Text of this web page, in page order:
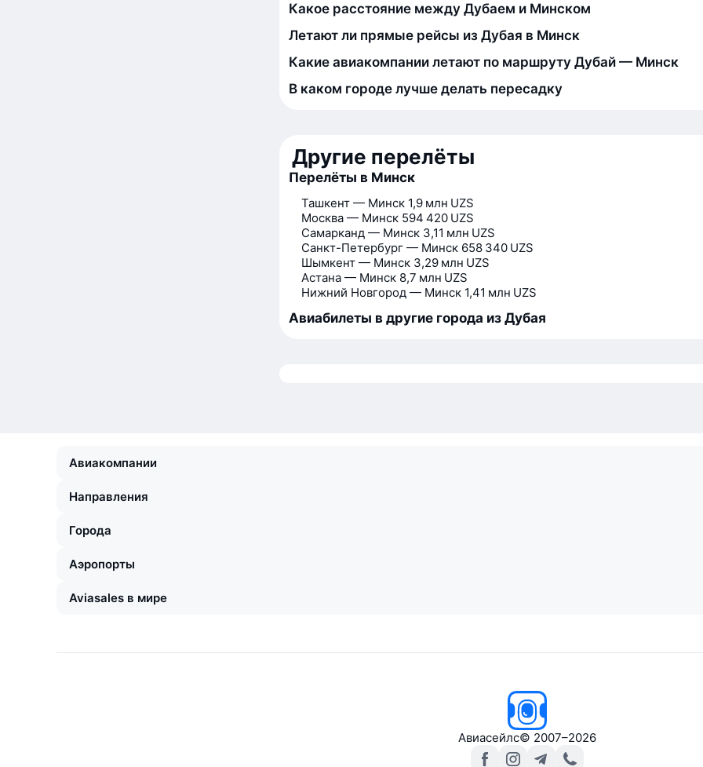
Какое расстояние между Дубаем и Минском
Летают ли прямые рейсы из Дубая в Минск
Какие авиакомпании летают по маршруту Дубай — Минск
В каком городе лучше делать пересадку
Другие перелёты
Перелёты в Минск
Ташкент — Минск 1,9 млн UZS
Москва — Минск 594 420 UZS
Самарканд — Минск 3,11 млн UZS
Санкт-Петербург — Минск 658 340 UZS
Шымкент — Минск 3,29 млн UZS
Астана — Минск 8,7 млн UZS
Нижний Новгород — Минск 1,41 млн UZS
Авиабилеты в другие города из Дубая
Авиакомпании
Направления
Города
Аэропорты
Aviasales в мире
Авиасейлс© 2007–2026